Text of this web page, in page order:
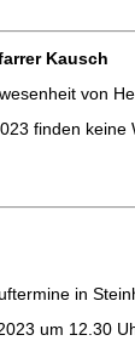
Kausch
von
finden keine
in
um 12.30